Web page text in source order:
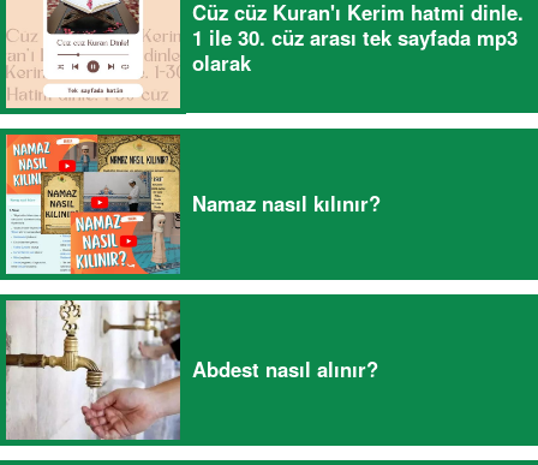
Cüz cüz Kuran'ı Kerim hatmi dinle.
1 ile 30. cüz arası tek sayfada mp3
olarak
Namaz nasıl kılınır?
Abdest nasıl alınır?